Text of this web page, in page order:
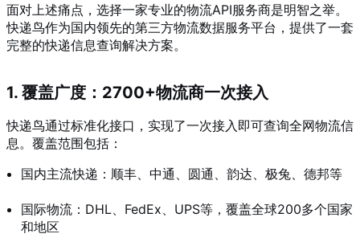
面对上述痛点，选择一家专业的物流API服务商是明智之举。
快递鸟作为国内领先的第三方物流数据服务平台，提供了一套
完整的快递信息查询解决方案。
1. 覆盖广度：2700+物流商一次接入
快递鸟通过标准化接口，实现了一次接入即可查询全网物流信
息。覆盖范围包括：
国内主流快递：顺丰、中通、圆通、韵达、极兔、德邦等
国际物流：DHL、FedEx、UPS等，覆盖全球200多个国家
和地区